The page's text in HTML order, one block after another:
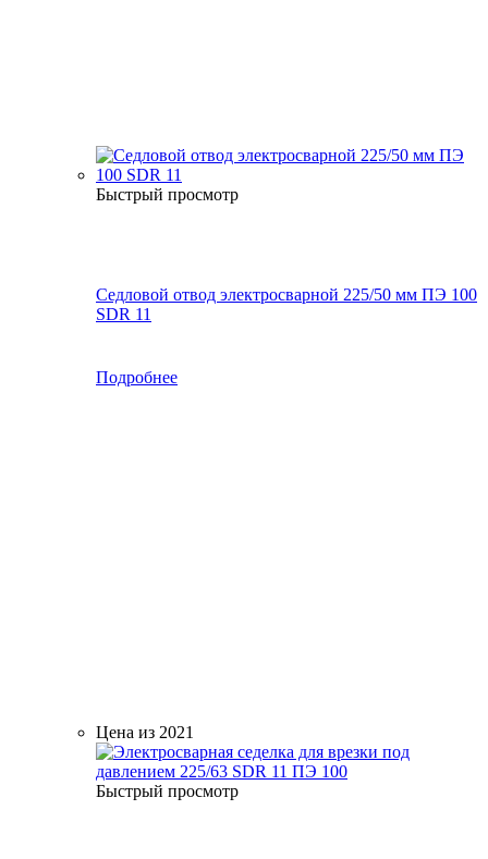
Быстрый просмотр
Седловой отвод электросварной 225/50 мм ПЭ 100
SDR 11
Подробнее
Цена из 2021
Быстрый просмотр